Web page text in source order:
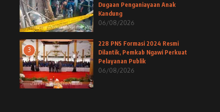
Dugaan Penganiayaan Anak
Kandung
06/08/2026
3
228 PNS Formasi 2024 Resmi
Dilantik, Pemkab Ngawi Perkuat
Pelayanan Publik
06/08/2026